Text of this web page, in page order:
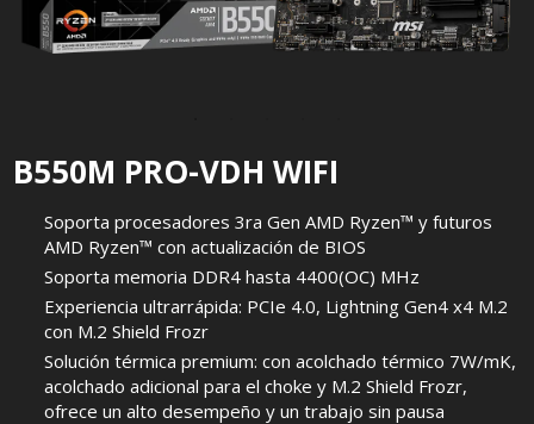
B550M PRO-VDH WIFI
Soporta procesadores 3ra Gen AMD Ryzen™ y futuros
AMD Ryzen™ con actualización de BIOS
Soporta memoria DDR4 hasta 4400(OC) MHz
Experiencia ultrarrápida: PCIe 4.0, Lightning Gen4 x4 M.2
con M.2 Shield Frozr
Solución térmica premium: con acolchado térmico 7W/mK,
acolchado adicional para el choke y M.2 Shield Frozr,
ofrece un alto desempeño y un trabajo sin pausa